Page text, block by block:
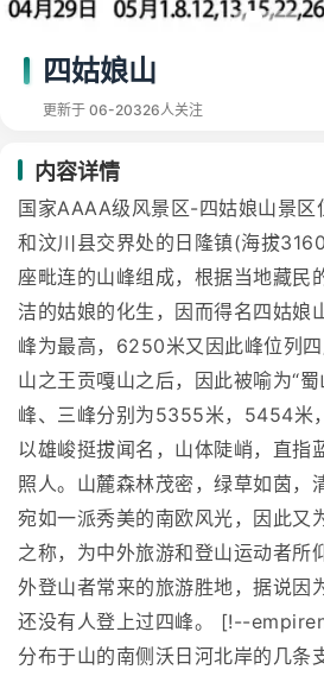
四姑娘山
更新于 06-20326人关注
内容详情
国家AAAA级风景区-四姑娘山景区
和汶川县交界处的日隆镇(海拔
座毗连的山峰组成，根据当地藏民
洁的姑娘的化生，因而得名四姑娘
峰为最高，6250米又因此峰位列
山之王贡嘎山之后，因此被喻为“
峰、三峰分别为5355米，5454米
以雄峻挺拔闻名，山体陡峭，直指
照人。山麓森林茂密，绿草如茵，
宛如一派秀美的南欧风光，因此又
之称，为中外旅游和登山运动者所
外登山者常来的旅游胜地，据说因
还没有人登上过四峰。 [!--
分布于山的南侧沃日河北岸的几条